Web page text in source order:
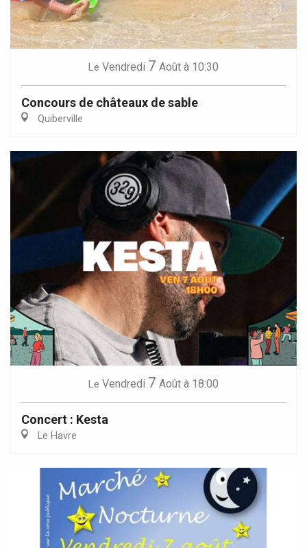
Le Vendredi 7 Août à 10:30
Concours de châteaux de sable
Quiberville
Le Vendredi 7 Août à 18:00
Concert : Kesta
Le Havre